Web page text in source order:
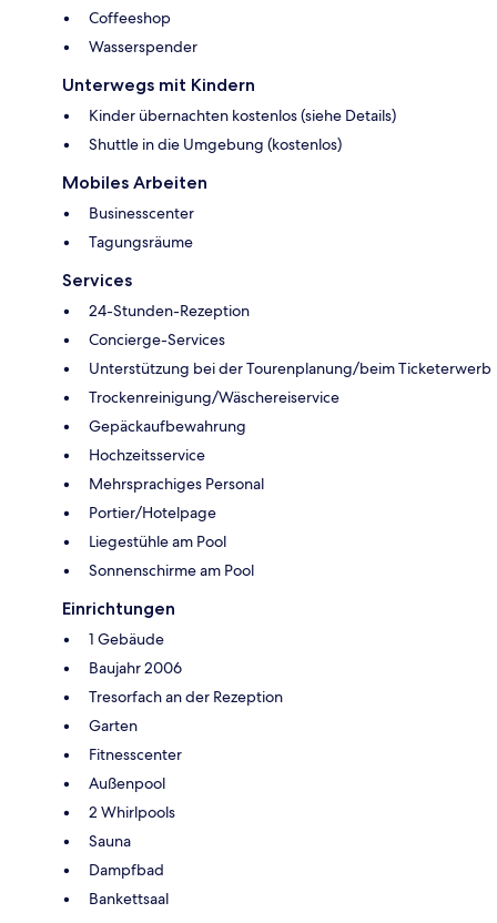
Coffeeshop
Wasserspender
Unterwegs mit Kindern
Kinder übernachten kostenlos (siehe Details)
Shuttle in die Umgebung (kostenlos)
Mobiles Arbeiten
Businesscenter
Tagungsräume
Services
24-Stunden-Rezeption
Concierge-Services
Unterstützung bei der Tourenplanung/beim Ticketerwerb
Trockenreinigung/Wäschereiservice
Gepäckaufbewahrung
Hochzeitsservice
Mehrsprachiges Personal
Portier/Hotelpage
Liegestühle am Pool
Sonnenschirme am Pool
Einrichtungen
1 Gebäude
Baujahr 2006
Tresorfach an der Rezeption
Garten
Fitnesscenter
Außenpool
2 Whirlpools
Sauna
Dampfbad
Bankettsaal